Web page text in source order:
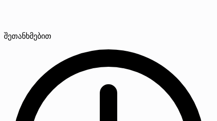
შეთანხმებით